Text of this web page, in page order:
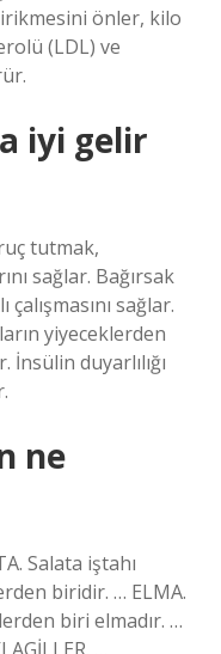
önler, kilo
(LDL) ve
iyi gelir
tutmak,
sağlar. Bağırsak
sağlar.
yiyeceklerden
İnsülin duyarlılığı
ne
Salata iştahı
biridir. … ELMA.
biri elmadır. …